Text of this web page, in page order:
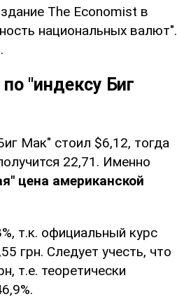
The Economist в
национальных валют".
"индексу Биг
Мак" стоил $6,12, тогда
22,71. Именно
цена американской
т.к. официальный курс
грн. Следует учесть, что
т.е. теоретически